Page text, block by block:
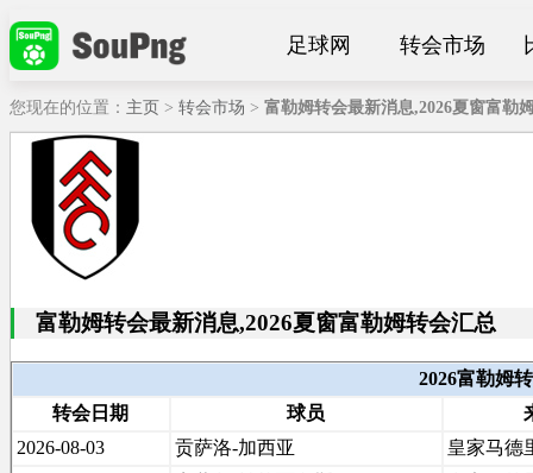
足球网 转会市场
您现在的位置： 主页 > 转会市场 > 富勒姆转会最新消息,2026夏窗富勒
富勒姆转会最新消息,2026夏窗富勒姆转会汇总
2026富勒姆
转会日期
球员
2026-08-03
贡萨洛-加西亚
皇家马德